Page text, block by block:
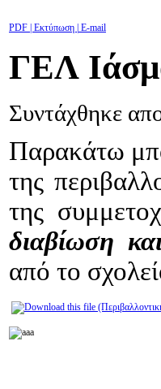
PDF | Εκτύπωση | E-mail
ΓΕΛ
Συντάχθηκε
Παρακάτω
της
της
διαβίωση
από το